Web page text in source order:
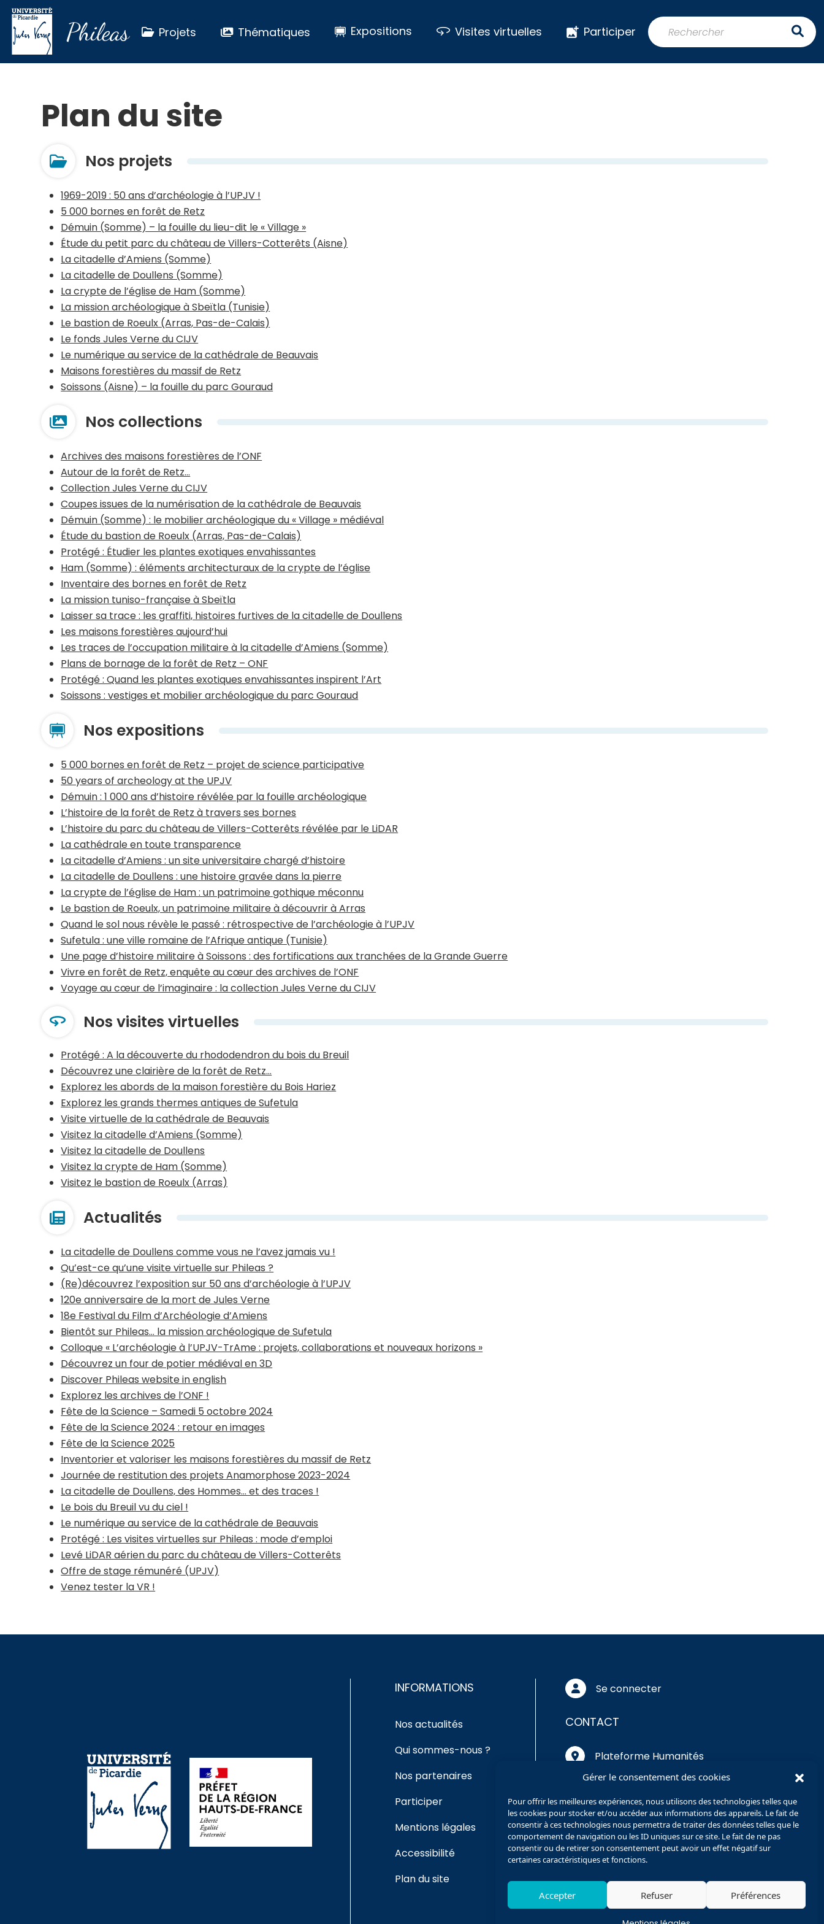
Gérer le consentement des cookies
Pour offrir les meilleures expériences, nous utilisons des technologies telles que
les cookies pour stocker et/ou accéder aux informations des appareils. Le fait de
consentir à ces technologies nous permettra de traiter des données telles que le
comportement de navigation ou les ID uniques sur ce site. Le fait de ne pas
consentir ou de retirer son consentement peut avoir un effet négatif sur
certaines caractéristiques et fonctions.
Accepter Refuser Préférences
Phileas Projets Thématiques Expositions Visites virtuelles Participer
Plan du site
Nos projets
1969-2019 : 50 ans d’archéologie à l’UPJV !
5 000 bornes en forêt de Retz
Démuin (Somme) – la fouille du lieu-dit le « Village »
Étude du petit parc du château de Villers-Cotterêts (Aisne)
La citadelle d’Amiens (Somme)
La citadelle de Doullens (Somme)
La crypte de l’église de Ham (Somme)
La mission archéologique à Sbeïtla (Tunisie)
Le bastion de Roeulx (Arras, Pas-de-Calais)
Le fonds Jules Verne du CIJV
Le numérique au service de la cathédrale de Beauvais
Maisons forestières du massif de Retz
Soissons (Aisne) – la fouille du parc Gouraud
Nos collections
Archives des maisons forestières de l’ONF
Autour de la forêt de Retz…
Collection Jules Verne du CIJV
Coupes issues de la numérisation de la cathédrale de Beauvais
Démuin (Somme) : le mobilier archéologique du « Village » médiéval
Étude du bastion de Roeulx (Arras, Pas-de-Calais)
Protégé : Étudier les plantes exotiques envahissantes
Ham (Somme) : éléments architecturaux de la crypte de l’église
Inventaire des bornes en forêt de Retz
La mission tuniso-française à Sbeïtla
Laisser sa trace : les graffiti, histoires furtives de la citadelle de Doullens
Les maisons forestières aujourd’hui
Les traces de l’occupation militaire à la citadelle d’Amiens (Somme)
Plans de bornage de la forêt de Retz – ONF
Protégé : Quand les plantes exotiques envahissantes inspirent l’Art
Soissons : vestiges et mobilier archéologique du parc Gouraud
Nos expositions
5 000 bornes en forêt de Retz – projet de science participative
50 years of archeology at the UPJV
Démuin : 1 000 ans d’histoire révélée par la fouille archéologique
L’histoire de la forêt de Retz à travers ses bornes
L’histoire du parc du château de Villers-Cotterêts révélée par le LiDAR
La cathédrale en toute transparence
La citadelle d’Amiens : un site universitaire chargé d’histoire
La citadelle de Doullens : une histoire gravée dans la pierre
La crypte de l’église de Ham : un patrimoine gothique méconnu
Le bastion de Roeulx, un patrimoine militaire à découvrir à Arras
Quand le sol nous révèle le passé : rétrospective de l’archéologie à l’UPJV
Sufetula : une ville romaine de l’Afrique antique (Tunisie)
Une page d’histoire militaire à Soissons : des fortifications aux tranchées de la Grande Guerre
Vivre en forêt de Retz, enquête au cœur des archives de l’ONF
Voyage au cœur de l’imaginaire : la collection Jules Verne du CIJV
Nos visites virtuelles
Protégé : A la découverte du rhododendron du bois du Breuil
Découvrez une clairière de la forêt de Retz…
Explorez les abords de la maison forestière du Bois Hariez
Explorez les grands thermes antiques de Sufetula
Visite virtuelle de la cathédrale de Beauvais
Visitez la citadelle d’Amiens (Somme)
Visitez la citadelle de Doullens
Visitez la crypte de Ham (Somme)
Visitez le bastion de Roeulx (Arras)
Actualités
La citadelle de Doullens comme vous ne l’avez jamais vu !
Qu’est-ce qu’une visite virtuelle sur Phileas ?
(Re)découvrez l’exposition sur 50 ans d’archéologie à l’UPJV
120e anniversaire de la mort de Jules Verne
18e Festival du Film d’Archéologie d’Amiens
Bientôt sur Phileas… la mission archéologique de Sufetula
Colloque « L’archéologie à l’UPJV-TrAme : projets, collaborations et nouveaux horizons »
Découvrez un four de potier médiéval en 3D
Discover Phileas website in english
Explorez les archives de l’ONF !
Fête de la Science – Samedi 5 octobre 2024
Fête de la Science 2024 : retour en images
Fête de la Science 2025
Inventorier et valoriser les maisons forestières du massif de Retz
Journée de restitution des projets Anamorphose 2023-2024
La citadelle de Doullens, des Hommes… et des traces !
Le bois du Breuil vu du ciel !
Le numérique au service de la cathédrale de Beauvais
Protégé : Les visites virtuelles sur Phileas : mode d’emploi
Levé LiDAR aérien du parc du château de Villers-Cotterêts
Offre de stage rémunéré (UPJV)
Venez tester la VR !
INFORMATIONS
Nos actualités
Qui sommes-nous ?
Nos partenaires
Participer
Mentions légales
Accessibilité
Plan du site
Se connecter
CONTACT
Plateforme Humanités
Numériques
Verne
Pôle Citadelle
10 rue des Français Libres
80080 Amiens
Nous contacter